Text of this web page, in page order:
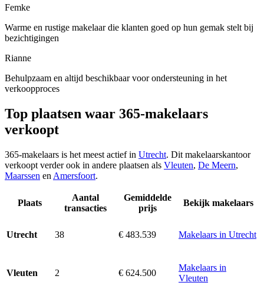
Femke
Warme en rustige makelaar die klanten goed op hun gemak stelt bij
bezichtigingen
Rianne
Behulpzaam en altijd beschikbaar voor ondersteuning in het
verkoopproces
Top plaatsen waar 365-makelaars
verkoopt
365-makelaars is het meest actief in Utrecht. Dit makelaarskantoor
verkoopt verder ook in andere plaatsen als Vleuten, De Meern,
Maarssen en Amersfoort.
Plaats
Aantal
transacties
Gemiddelde
prijs
Bekijk makelaars
Utrecht 38 € 483.539 Makelaars in Utrecht
Vleuten 2 € 624.500
Makelaars in
Vleuten